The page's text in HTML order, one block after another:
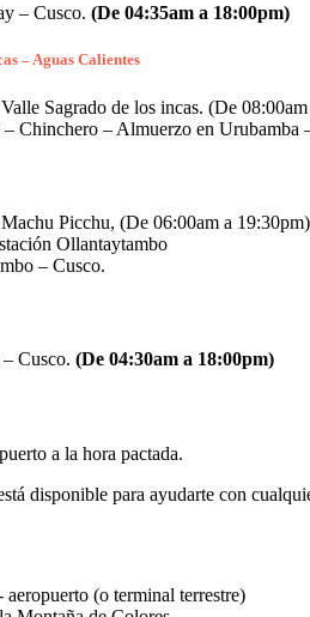
– Cusco. (De 04:35am a 18:00pm)
– Aguas Calientes
Sagrado de los incas. (De
Chinchero – Almuerzo en Urubamba
Picchu, (De 06:00am a 19:30pm)
Ollantaytambo
– Cusco.
Cusco. (De 04:30am a 18:00pm)
a la hora pactada.
disponible para ayudarte con
(o terminal terrestre)